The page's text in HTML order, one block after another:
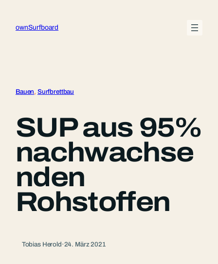
springen
ownSurfboard
Bauen, Surfbrettbau
SUP aus 95%
nachwachse
nden
Rohstoffen
Tobias Herold·24. März 2021